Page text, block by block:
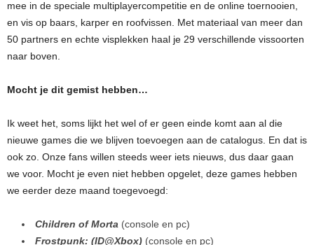
mee in de speciale multiplayercompetitie en de online toernooien,
en vis op baars, karper en roofvissen. Met materiaal van meer dan
50 partners en echte visplekken haal je 29 verschillende vissoorten
naar boven.
Mocht je dit gemist hebben…
Ik weet het, soms lijkt het wel of er geen einde komt aan al die
nieuwe games die we blijven toevoegen aan de catalogus. En dat is
ook zo. Onze fans willen steeds weer iets nieuws, dus daar gaan
we voor. Mocht je even niet hebben opgelet, deze games hebben
we eerder deze maand toegevoegd:
Children of Morta (console en pc)
Frostpunk: (ID@Xbox) (console en pc)